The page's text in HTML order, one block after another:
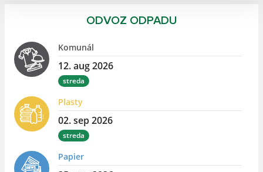
ODVOZ ODPADU
Komunál
12. aug 2026
streda
Plasty
02. sep 2026
streda
Papier